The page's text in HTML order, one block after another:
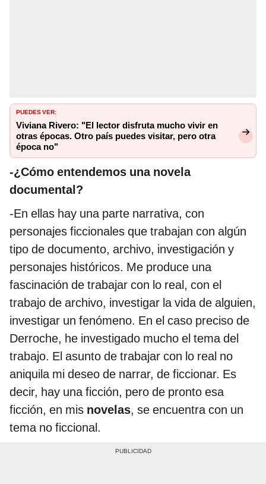
PUEDES VER:
Viviana Rivero: "El lector disfruta mucho vivir en
otras épocas. Otro país puedes visitar, pero otra
época no"
-¿Cómo entendemos una novela
documental?
-En ellas hay una parte narrativa, con
personajes ficcionales que trabajan con algún
tipo de documento, archivo, investigación y
personajes históricos. Me produce una
fascinación de trabajar con lo real, con el
trabajo de archivo, investigar la vida de alguien,
investigar un fenómeno. En el caso preciso de
Derroche, he investigado mucho el tema del
trabajo. El asunto de trabajar con lo real no
aniquila mi deseo de narrar, de ficcionar. Es
decir, hay una ficción, pero de pronto esa
ficción, en mis novelas, se encuentra con un
tema no ficcional.